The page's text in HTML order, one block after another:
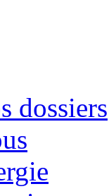
dossiers